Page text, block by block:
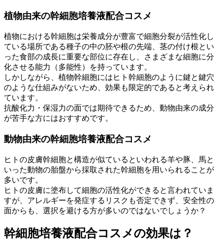
植物由来の幹細胞培養液配合コスメ
植物における幹細胞は栄養成分が豊富で細胞分裂が活性化し
ている場所である種子の中の胚や根の先端、茎の付け根とい
った食部の成長に重要な部位に存在し、
さまざまな細胞に分
化させる能力（多能性）
を持っています。
しかしながら、植物幹細胞にはヒト幹細胞のように鍵と鍵穴
のような仕組みがないため、 効果も限定的であると考えられ
ています。
抗酸化力・保湿力の面では期待できるため、動物由来の成分
が苦手な方にはおすすめです。
動物由来の幹細胞培養液配合コスメ
ヒトの皮膚幹細胞と構造が似ているといわれる羊や豚、馬と
いった動物の胎盤から採取された幹細胞を用いられることが
多いです。
ヒトの皮膚に塗布して細胞の活性化ができると言われていま
すが、アレルギーを発症するリスクも否定できず、 安全性の
面からも、選択を避ける方が多いのではないでしょうか？
幹細胞培養液配合コスメの効果は？